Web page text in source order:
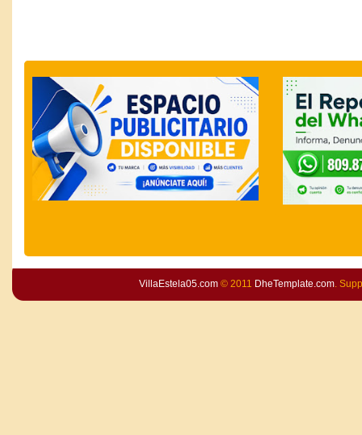
VillaEstela05.com© 2011 DheTemplate.com.